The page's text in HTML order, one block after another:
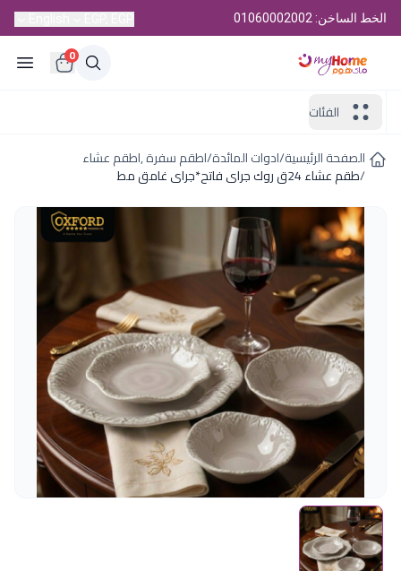
الخط الساخن: 01060002002
0
الفئات
الصفحة الرئيسية/ادوات المائدة/اطقم سفرة ,اطقم عشاء
/طقم عشاء 24ق روك جراى فاتح*جراى غامق مط